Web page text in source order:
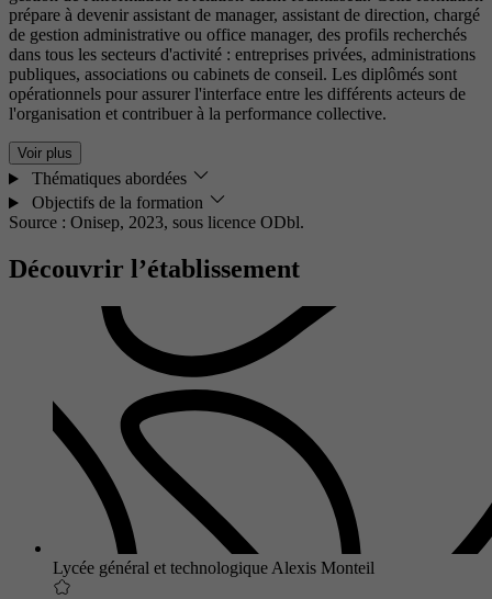
prépare à devenir assistant de manager, assistant de direction, chargé
de gestion administrative ou office manager, des profils recherchés
dans tous les secteurs d'activité : entreprises privées, administrations
publiques, associations ou cabinets de conseil. Les diplômés sont
opérationnels pour assurer l'interface entre les différents acteurs de
l'organisation et contribuer à la performance collective.
Voir plus
Thématiques abordées
Objectifs de la formation
Source : Onisep, 2023, sous licence ODbl.
Découvrir l’établissement
Lycée général et technologique Alexis Monteil